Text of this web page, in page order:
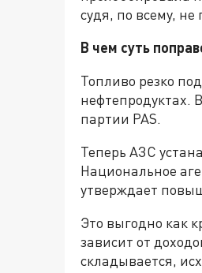
судя, по всему, не
В чем суть
Топливо резко
нефтепродуктах.
партии PAS.
Теперь АЗС
Национальное
утверждает
Это выгодно как
зависит от
складывается,